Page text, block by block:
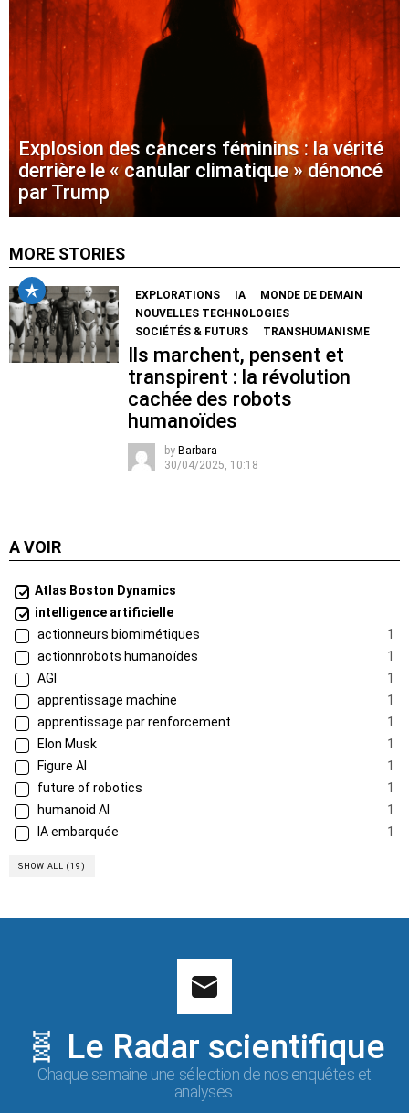
Explosion des cancers féminins : la vérité
derrière le « canular climatique » dénoncé
par Trump
MORE STORIES
EXPLORATIONS IA
MONDE DE DEMAIN
NOUVELLES TECHNOLOGIES
SOCIÉTÉS & FUTURS
TRANSHUMANISME
Ils marchent, pensent et
transpirent : la révolution
cachée des robots
humanoïdes
by Barbara
30/04/2025, 10:18
A VOIR
Atlas Boston Dynamics
intelligence artificielle
actionneurs biomimétiques
1
actionnrobots humanoïdes
1
AGI
1
apprentissage machine
1
apprentissage par renforcement
1
Elon Musk
1
Figure AI
1
future of robotics
1
humanoid AI
1
IA embarquée
1
SHOW ALL (19)
🧬 Le Radar scientifique
Chaque semaine une sélection de nos enquêtes et
analyses.